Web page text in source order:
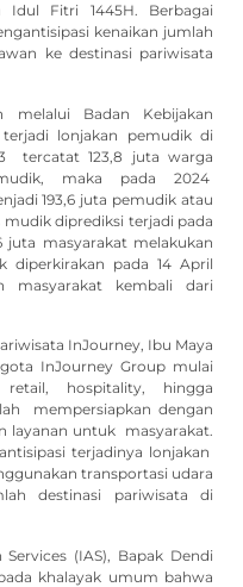
Idul Fitri 1445H. Berbagai
kenaikan jumlah
ke destinasi pariwisata
melalui Badan Kebijakan
lonjakan pemudik di
tercatat 123,8 juta warga
maka pada 2024
193,6 juta pemudik atau
diprediksi terjadi pada
masyarakat melakukan
diperkirakan pada 14 April
masyarakat kembali dari
InJourney, Ibu Maya
InJourney Group mulai
hospitality, hingga
mempersiapkan dengan
layanan untuk masyarakat.
terjadinya lonjakan
transportasi udara
destinasi pariwisata di
(IAS), Bapak Dendi
khalayak umum bahwa